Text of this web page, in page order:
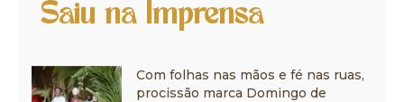
Saiu na Imprensa
Com folhas nas mãos e fé nas ruas,
procissão marca Domingo de